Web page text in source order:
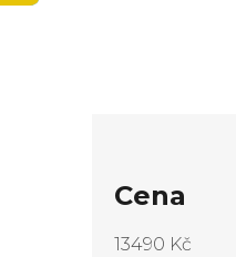
oCena
13490 Kč